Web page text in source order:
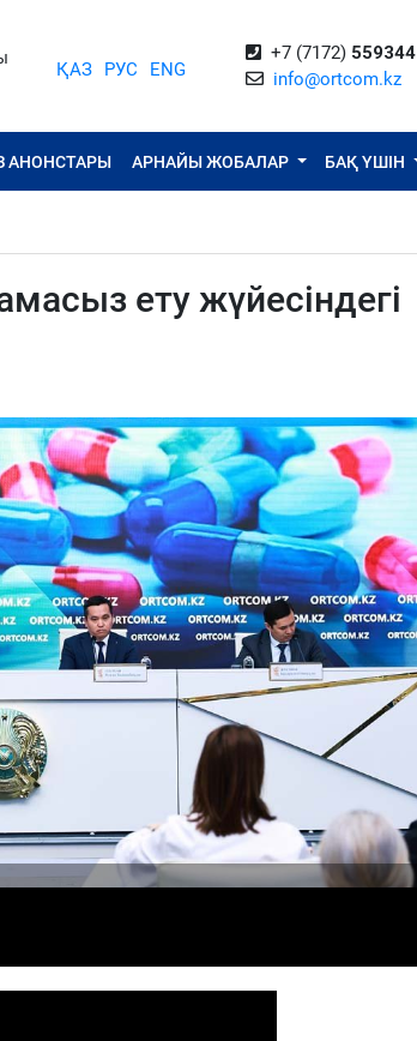
ҚАЗ РУС ENG
+7 (7172) 559344
info@ortcom.kz
АНОНСТАРЫ АРНАЙЫ ЖОБАЛАР БАҚ ҮШІН
ету жүйесіндегі